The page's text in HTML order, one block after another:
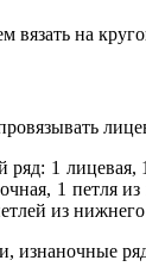
вязать на
ряд: 1
1 петля
из
изнаночные